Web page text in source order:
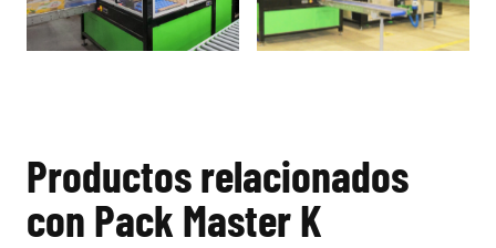
Productos relacionados
con Pack Master K